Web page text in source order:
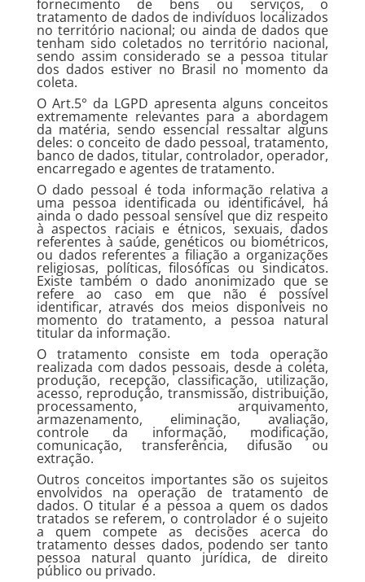
fornecimento de bens ou serviços, o
tratamento de dados de indivíduos localizados
no território nacional; ou ainda de dados que
tenham sido coletados no território nacional,
sendo assim considerado se a pessoa titular
dos dados estiver no Brasil no momento da
coleta.
O Art.5° da LGPD apresenta alguns conceitos
extremamente relevantes para a abordagem
da matéria, sendo essencial ressaltar alguns
deles: o conceito de dado pessoal, tratamento,
banco de dados, titular, controlador, operador,
encarregado e agentes de tratamento.
O dado pessoal é toda informação relativa a
uma pessoa identificada ou identificável, há
ainda o dado pessoal sensível que diz respeito
à aspectos raciais e étnicos, sexuais, dados
referentes à saúde, genéticos ou biométricos,
ou dados referentes a filiação a organizações
religiosas, políticas, filosóficas ou sindicatos.
Existe também o dado anonimizado que se
refere ao caso em que não é possível
identificar, através dos meios disponíveis no
momento do tratamento, a pessoa natural
titular da informação.
O tratamento consiste em toda operação
realizada com dados pessoais, desde a coleta,
produção, recepção, classificação, utilização,
acesso, reprodução, transmissão, distribuição,
processamento, arquivamento,
armazenamento, eliminação, avaliação,
controle da informação, modificação,
comunicação, transferência, difusão ou
extração.
Outros conceitos importantes são os sujeitos
envolvidos na operação de tratamento de
dados. O titular é a pessoa a quem os dados
tratados se referem, o controlador é o sujeito
a quem compete as decisões acerca do
tratamento desses dados, podendo ser tanto
pessoa natural quanto jurídica, de direito
público ou privado.